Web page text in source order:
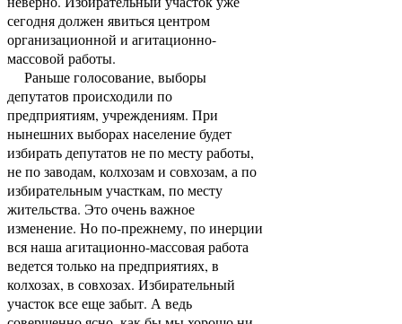
сегодня должен явиться центром
организационной и агитационно-
массовой работы.
Раньше голосование, выборы
депутатов происходили по
предприятиям, учреждениям. При
нынешних выборах население будет
избирать депутатов не по месту работы,
не по заводам, колхозам и совхозам, а по
избирательным участкам, по месту
жительства. Это очень важное
изменение. Но по-прежнему, по инерции
вся наша агитационно-массовая работа
ведется только на предприятиях, в
колхозах, в совхозах. Избирательный
участок все еще забыт. А ведь